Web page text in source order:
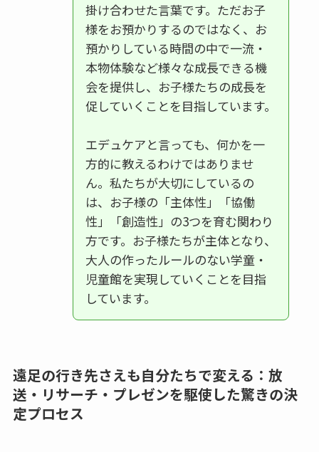
掛け合わせた言葉です。ただお子
様をお預かりするのではなく、お
預かりしている時間の中で一流・
本物体験など様々な成長できる機
会を提供し、お子様たちの成長を
促していくことを目指しています。
エデュケアと言っても、何かを一
方的に教えるわけではありませ
ん。私たちが大切にしているの
は、お子様の「主体性」「協働
性」「創造性」の3つを育む関わり
方です。お子様たちが主体となり、
大人の作ったルールのない学童・
児童館を実現していくことを目指
しています。
遠足の行き先さえも自分たちで変える：放
送・リサーチ・プレゼンを駆使した驚きの決
定プロセス